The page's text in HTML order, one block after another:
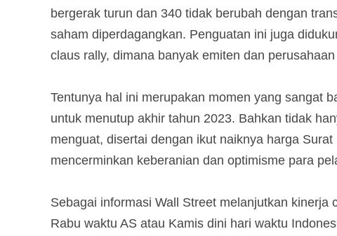
bergerak turun dan 340 tidak berubah dengan
saham diperdagangkan. Penguatan ini juga
claus rally, dimana banyak emiten dan
Tentunya hal ini merupakan momen yang sangat
untuk menutup akhir tahun 2023. Bahkan tidak
menguat, disertai dengan ikut naiknya harga
mencerminkan keberanian dan optimisme para
Sebagai informasi Wall Street melanjutkan
Rabu waktu AS atau Kamis dini hari waktu